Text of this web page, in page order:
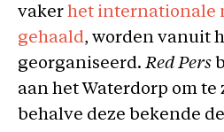
vaker het internationale
gehaald, worden vanuit
georganiseerd.Red Pers
aan het Waterdorp om te
behalve deze bekende